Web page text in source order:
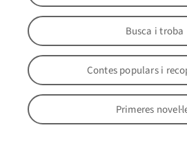
Busca i troba
Contes populars i
Primeres